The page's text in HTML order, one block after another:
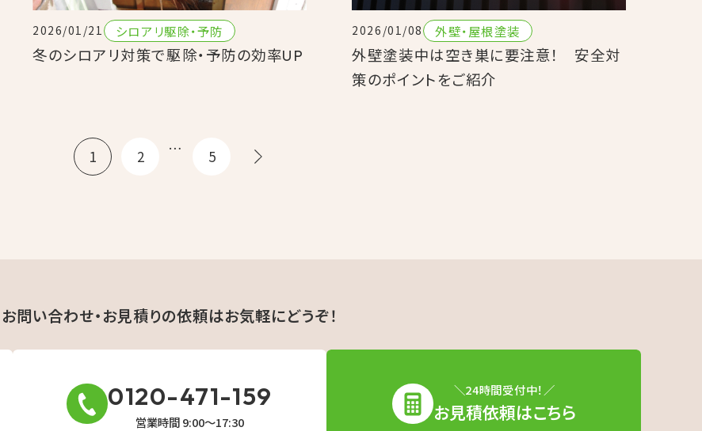
2026/01/21 シロアリ駆除・予防
冬のシロアリ対策で駆除・予防の効率UP
2026/01/08 外壁・屋根塗装
外壁塗装中は空き巣に要注意！ 安全対
策のポイントをご紹介
1 2 … 5
お問い合わせ・お見積りの依頼はお気軽にどうぞ！
0120-471-159
営業時間 9:00〜17:30
＼24時間受付中！／
お見積依頼はこちら